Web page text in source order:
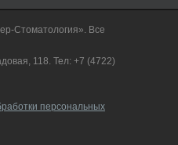
Стоматология». Все
118. Тел: +7 (4722)
персональных